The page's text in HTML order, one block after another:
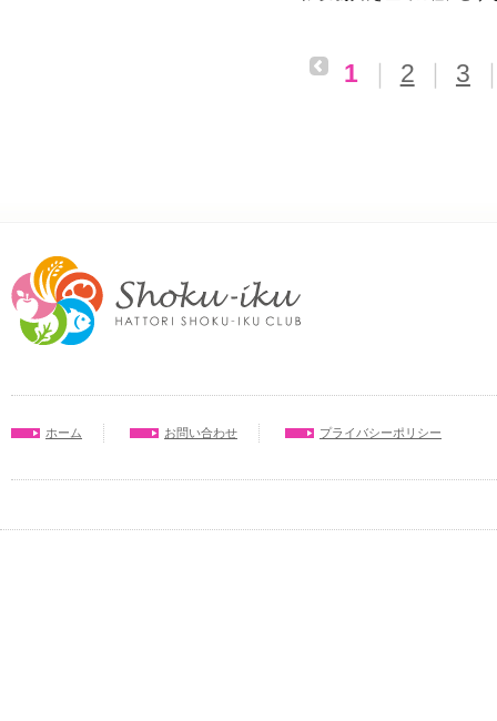
1 ｜ 2 ｜ 3
ホーム お問い合わせ プライバシーポリシー